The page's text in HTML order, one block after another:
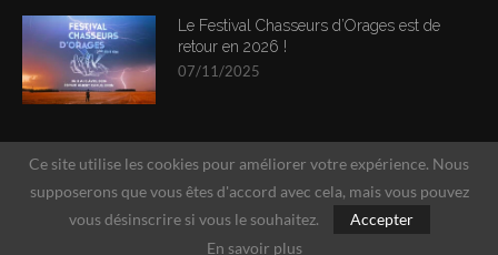
Le Festival Chasseurs d’Orages est de
retour en 2026 !
07/11/2025
Ce site utilise les cookies pour améliorer votre expérience. Nous
supposerons que vous êtes d'accord avec cela, mais vous pouvez
vous désinscrire si vous le souhaitez.
Accepter
En savoir plus